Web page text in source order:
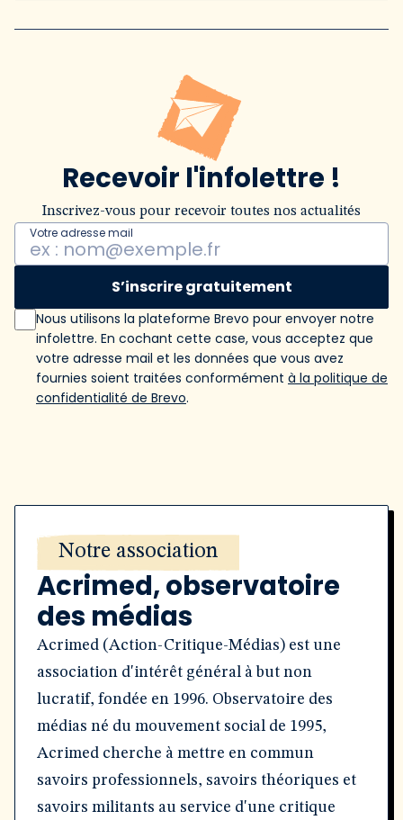
Recevoir l'infolettre !
Inscrivez-vous pour recevoir toutes nos actualités
Votre adresse mail
S’inscrire gratuitement
Nous utilisons la plateforme Brevo pour envoyer notre
infolettre. En cochant cette case, vous acceptez que
votre adresse mail et les données que vous avez
fournies soient traitées conformément à la politique de
confidentialité de Brevo.
Notre association
Acrimed, observatoire
des médias
Acrimed (Action-Critique-Médias) est une
association d'intérêt général à but non
lucratif, fondée en 1996. Observatoire des
médias né du mouvement social de 1995,
Acrimed cherche à mettre en commun
savoirs professionnels, savoirs théoriques et
savoirs militants au service d'une critique